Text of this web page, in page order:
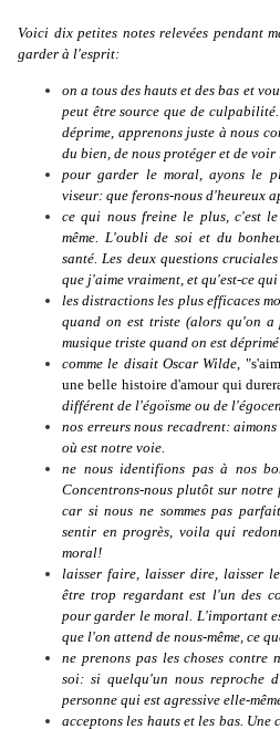
Voici dix petites notes relevées pendant
garder à l'esprit:
on a tous des hauts et des bas et
peut être source que de
déprime, apprenons juste à nous
du bien, de nous protéger et de voir
pour garder le moral, ayons le
viseur: que ferons-nous d'heureux
ce qui nous freine le plus, c'est
même. L'oubli de soi et du
santé. Les deux questions
que j'aime vraiment, et qu'est-ce qui
les distractions les plus efficaces
quand on est triste (alors qu'on
musique triste quand on est déprimé
comme le disait Oscar Wilde,
une belle histoire d'amour qui
différent de l'égoïsme ou de
nos erreurs nous recadrent:
où est notre voie.
ne nous identifions pas à nos
Concentrons-nous plutôt sur
car si nous ne sommes pas
sentir en progrès, voila qui
moral!
laisser faire, laisser dire, laisser
être trop regardant est l'un des
pour garder le moral. L'important
que l'on attend de nous-même, ce
ne prenons pas les choses contre
soi: si quelqu'un nous reproche
personne qui est agressive elle-
acceptons les hauts et les bas. Une